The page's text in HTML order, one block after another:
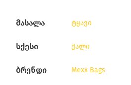
მასალა ტყავი
სქესი ქალი
ბრენდი Mexx Bags